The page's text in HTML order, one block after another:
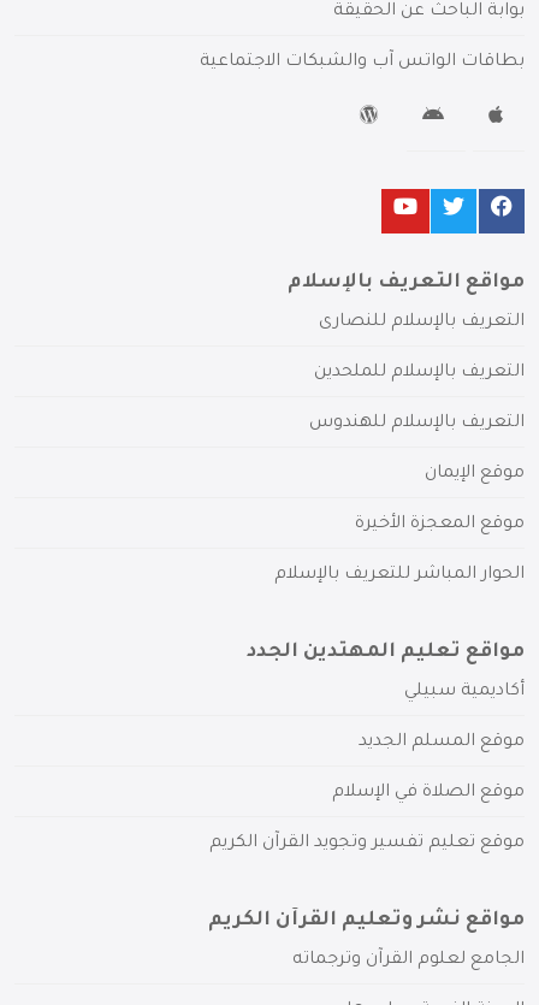
بوابة الباحث عن الحقيقة
بطاقات الواتس آب والشبكات الاجتماعية
مواقع التعريف بالإسلام
التعريف بالإسلام للنصارى
التعريف بالإسلام للملحدين
التعريف بالإسلام للهندوس
موقع الإيمان
موقع المعجزة الأخيرة
الحوار المباشر للتعريف بالإسلام
مواقع تعليم المهتدين الجدد
أكاديمية سبيلي
موقع المسلم الجديد
موقع الصلاة في الإسلام
موقع تعليم تفسير وتجويد القرآن الكريم
مواقع نشر وتعليم القرآن الكريم
الجامع لعلوم القرآن وترجماته